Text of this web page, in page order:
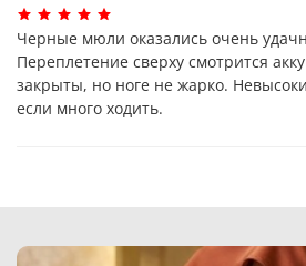
Черные мюли оказались очень
Переплетение сверху смотрится
закрыты, но ноге не жарко.
если много ходить.